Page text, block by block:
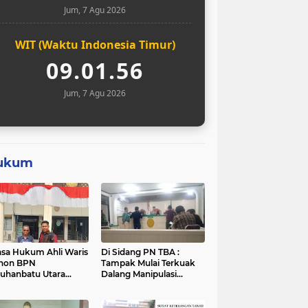
Jum, 7 Agu 2026
WIT (Waktu Indonesia Timur)
09.01.58
Jum, 7 Agu 2026
Hukum Ahli Waris
BPN
Utara
Di Sidang PN TBA :
Tampak Mulai Terkuak
Dalang Manipulasi